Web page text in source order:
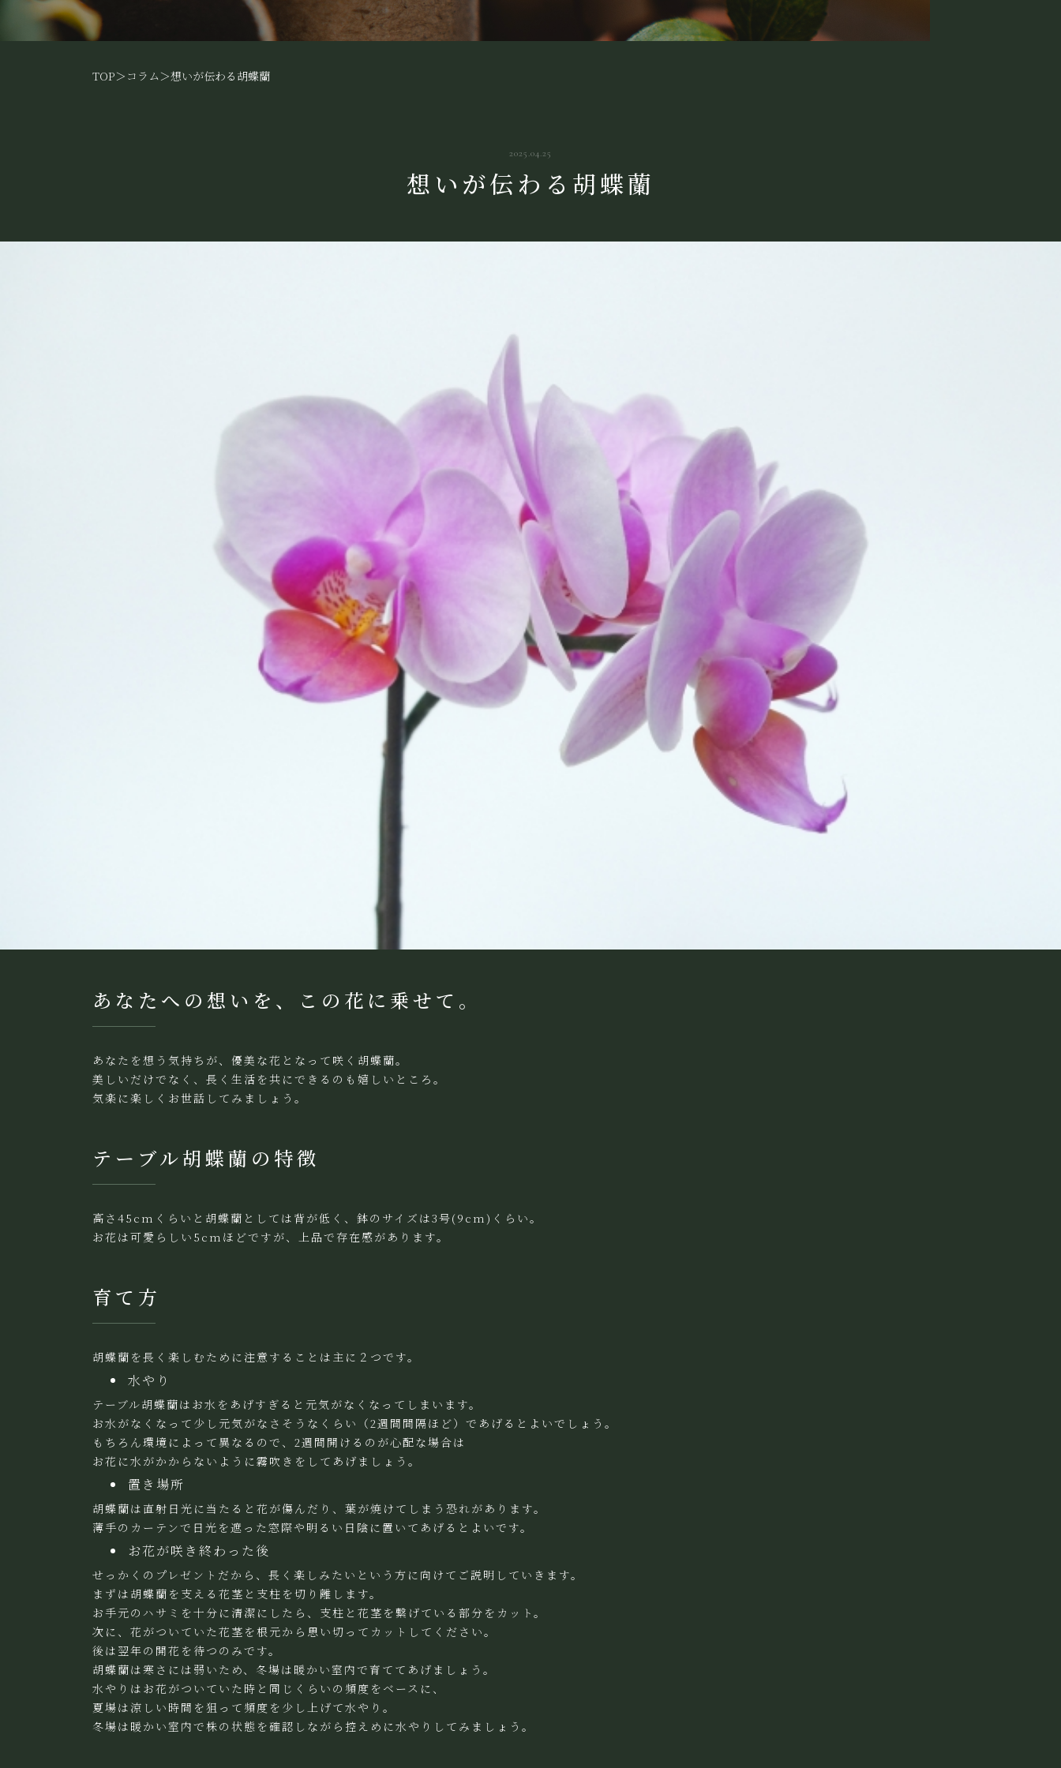
TOP＞ コラム＞想いが伝わる胡蝶蘭
2025.04.25
想いが伝わる胡蝶蘭
あなたへの想いを、この花に乗せて。
あなたを想う気持ちが、優美な花となって咲く胡蝶蘭。
美しいだけでなく、長く生活を共にできるのも嬉しいところ。
気楽に楽しくお世話してみましょう。
テーブル胡蝶蘭の特徴
高さ45cmくらいと胡蝶蘭としては背が低く、鉢のサイズは3号(9cm)くらい。
お花は可愛らしい5cmほどですが、上品で存在感があります。
育て方
胡蝶蘭を長く楽しむために注意することは主に２つです。
水やり
テーブル胡蝶蘭はお水をあげすぎると元気がなくなってしまいます。
お水がなくなって少し元気がなさそうなくらい（2週間間隔ほど）であげるとよいでしょう。
もちろん環境によって異なるので、2週間開けるのが心配な場合は
お花に水がかからないように霧吹きをしてあげましょう。
置き場所
胡蝶蘭は直射日光に当たると花が傷んだり、葉が焼けてしまう恐れがあります。
薄手のカーテンで日光を遮った窓際や明るい日陰に置いてあげるとよいです。
お花が咲き終わった後
せっかくのプレゼントだから、長く楽しみたいという方に向けてご説明していきます。
まずは胡蝶蘭を支える花茎と支柱を切り離します。
お手元のハサミを十分に清潔にしたら、支柱と花茎を繋げている部分をカット。
次に、花がついていた花茎を根元から思い切ってカットしてください。
後は翌年の開花を待つのみです。
胡蝶蘭は寒さには弱いため、冬場は暖かい室内で育ててあげましょう。
水やりはお花がついていた時と同じくらいの頻度をベースに、
夏場は涼しい時間を狙って頻度を少し上げて水やり。
冬場は暖かい室内で株の状態を確認しながら控えめに水やりしてみましょう。